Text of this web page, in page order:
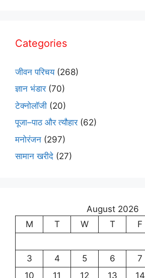
Categories
जीवन परिचय(268)
ज्ञान भंडार(70)
टेक्नोलॉजी (20)
पूजा–पाठ और त्यौहार(62)
मनोरंजन (297)
सामान खरीदे (27)
August 2026
M
T W T F
3
4 5 6 7
10
11 12 13 14